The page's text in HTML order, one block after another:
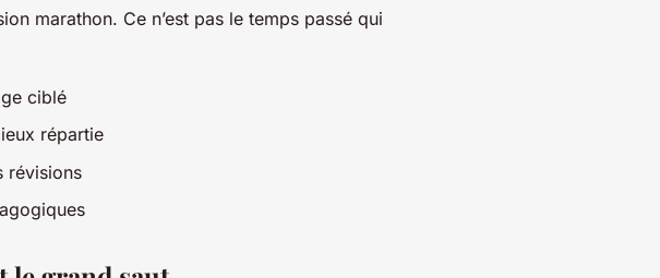
marathon. Ce n’est pas le temps passé qui
ciblé
répartie
révisions